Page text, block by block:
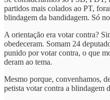
partidos mais colados ao PT,
blindagem da bandidagem. Só
A orientação era votar contra?
obedeceram. Somam 24
punido por votar contra, o que
deram ao tema.
Mesmo porque, convenhamos,
petista votar contra a blindagem